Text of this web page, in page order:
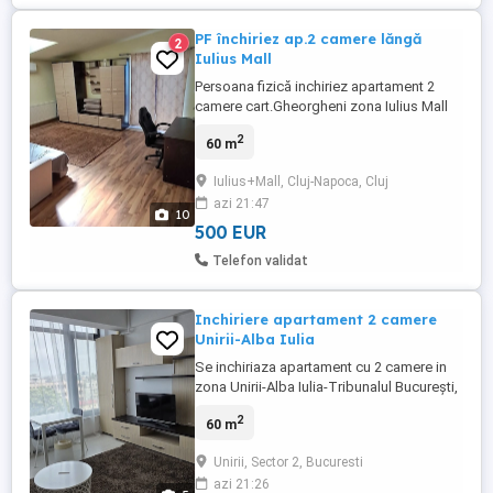
10
2
PF închiriez ap.2 camere lăngă
Iulius Mall
Persoana fizică inchiriez apartament 2
camere cart.Gheorgheni zona Iulius Mall
termica proprie,aer conditionat,ocupabil
60 m2
Iulius+Mall, Cluj-Napoca, Cluj
azi 21:47
500 EUR
Telefon validat
Inchiriere apartament 2 camere
Unirii-Alba Iulia
Se inchiriaza apartament cu 2 camere in
zona Unirii-Alba Iulia-Tribunalul București,
2018, se afla la etaj 7 8, compus din 2
Aparatmentul este mobilat si utilat
modern, are centrala proprie, balcon.
60 m2
Unirii, Sector 2, Bucuresti
azi 21:26